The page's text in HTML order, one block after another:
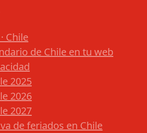
Chile
de Chile en tu web
2025
2026
2027
de feriados en Chile